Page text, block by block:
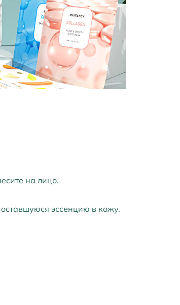
на лицо.
эссенцию в кожу.